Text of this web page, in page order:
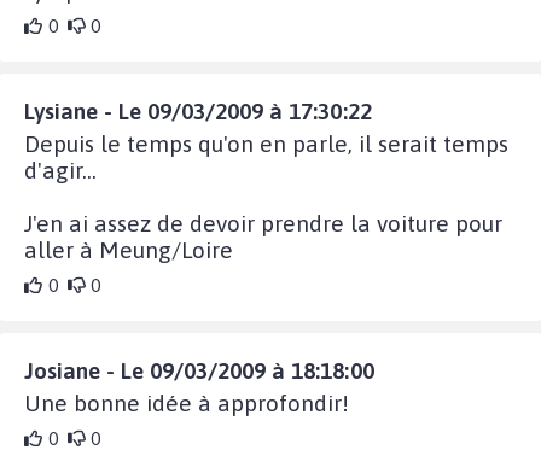
0 0
Lysiane - Le 09/03/2009 à 17:30:22
Depuis le temps qu'on en parle, il serait temps
d'agir...
J'en ai assez de devoir prendre la voiture pour
aller à Meung/Loire
0 0
Josiane - Le 09/03/2009 à 18:18:00
Une bonne idée à approfondir!
0 0